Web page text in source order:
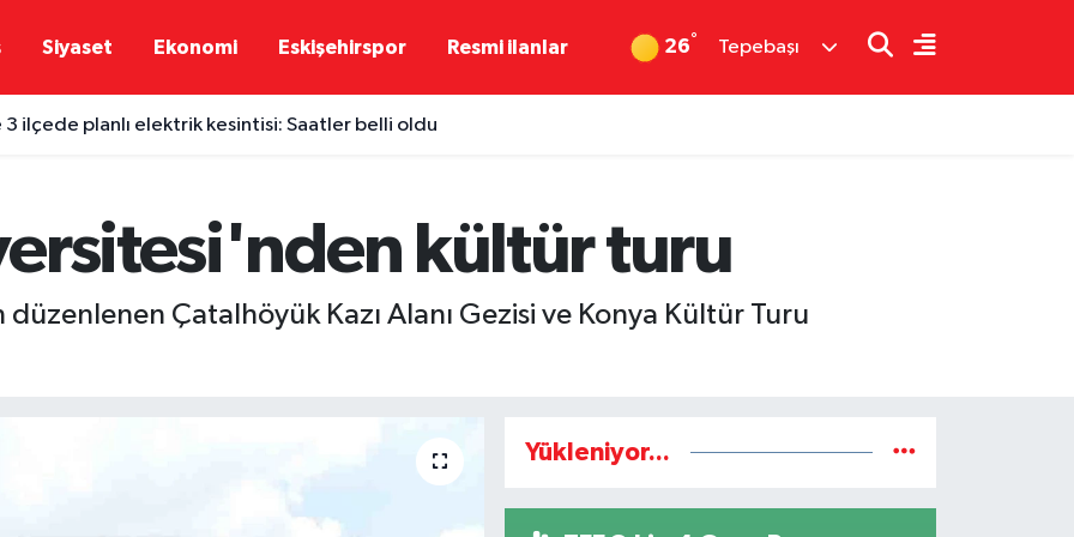
Siyaset Ekonomi Eskişehirspor Resmi ilanlar 26° Tepebaşı
3 ilçede planlı elektrik kesintisi: Saatler belli oldu
kültür turu
Çatalhöyük Kazı Alanı Gezisi ve Konya Kültür Turu
Yükleniyor...